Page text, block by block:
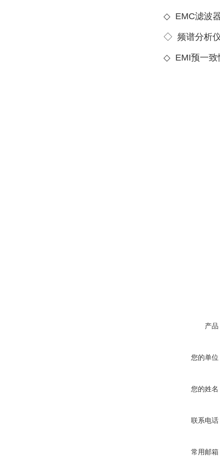
◇ EMC滤波
◇ 频谱分析
◇ EMI预一
产品
您的单位
您的姓名
联系电话
常用邮箱